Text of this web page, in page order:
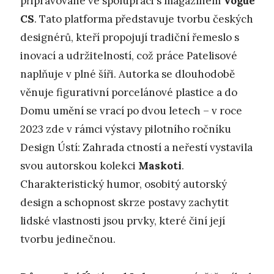
CS. Tato platforma představuje tvorbu českých
designérů, kteří propojují tradiční řemeslo s
inovací a udržitelností, což práce Patelisové
naplňuje v plné šíři. Autorka se dlouhodobě
věnuje figurativní porcelánové plastice a do
Domu umění se vrací po dvou letech – v roce
2023 zde v rámci výstavy pilotního ročníku
Design Ústí: Zahrada ctností a neřestí vystavila
svou autorskou kolekci Maskoti.
Charakteristický humor, osobitý autorský
design a schopnost skrze postavy zachytit
lidské vlastnosti jsou prvky, které činí její
tvorbu jedinečnou.